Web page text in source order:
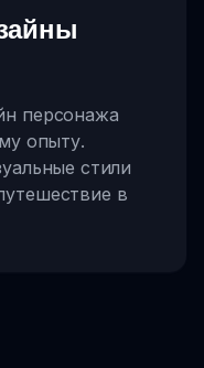
персонажа
опыту.
стили
в